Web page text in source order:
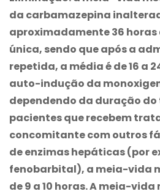
da carbamazepina
aproximadamente 36 horas
única, sendo que após a
repetida, a média é de 16 a
auto-indução da
dependendo da duração
pacientes que recebem
concomitante com outros
de enzimas hepáticas (por
fenobarbital), a meia-vida
de 9 a 10 horas. A meia-vida